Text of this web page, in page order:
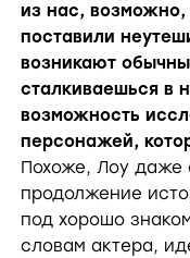
из нас, возможно,
поставили
возникают
сталкиваешься в
возможность
персонажей,
Похоже, Лоу даже
продолжение
под хорошо
словам актера,